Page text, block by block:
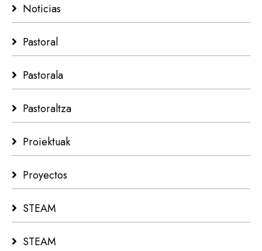
Noticias
Pastoral
Pastorala
Pastoraltza
Proiektuak
Proyectos
STEAM
STEAM